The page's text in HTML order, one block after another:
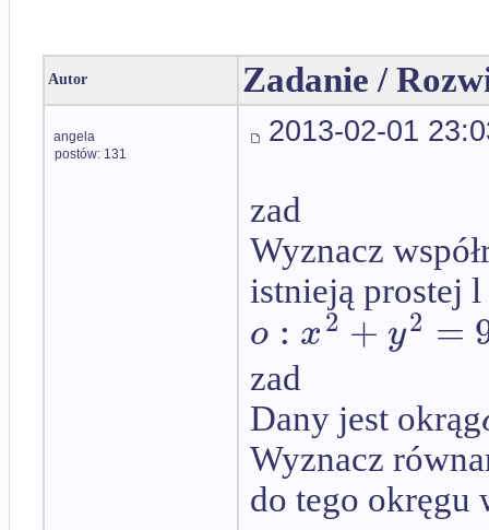
Autor Zadanie /
angela
postów: 131
2013-02-01
zad
Wyznacz
istnieją prostej
o : x2 + y2 =
zad
Dany jest okrąg
Wyznacz
do tego okręgu